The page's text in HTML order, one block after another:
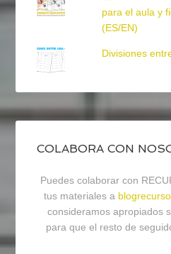
para el aula y
(ES/EN)
Divisiones
COLABORA CON
Puedes colaborar con
tus materiales a
consideramos apropiados
para que el resto de